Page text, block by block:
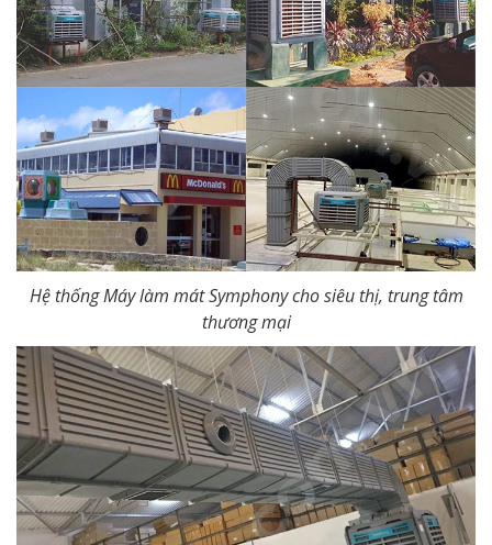
Hệ thống Máy làm mát Symphony cho siêu thị, trung tâm
thương mại